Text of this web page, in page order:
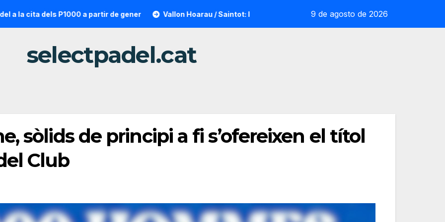
a partir de gener Vallon Hoarau / Saintot: la sorpresa reoliana que desafia la cap de sèrie 1
9 de agosto de 2026
selectpadel.cat
sòlids de principi a fi s’ofereixen el títol
Club